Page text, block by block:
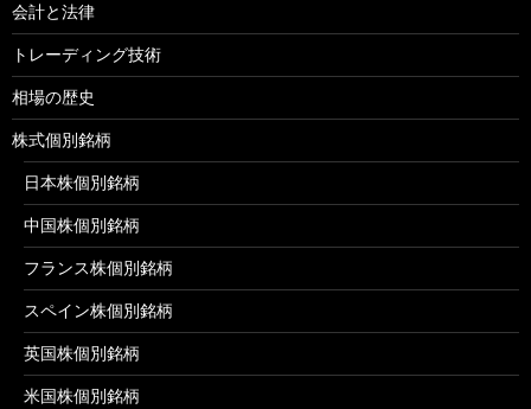
会計と法律
トレーディング技術
相場の歴史
株式個別銘柄
日本株個別銘柄
中国株個別銘柄
フランス株個別銘柄
スペイン株個別銘柄
英国株個別銘柄
米国株個別銘柄